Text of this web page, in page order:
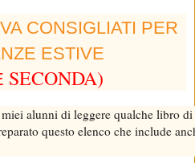
CONSIGLIATI PER
ESTIVE
SECONDA)
alunni di leggere qualche libro di
questo elenco che include